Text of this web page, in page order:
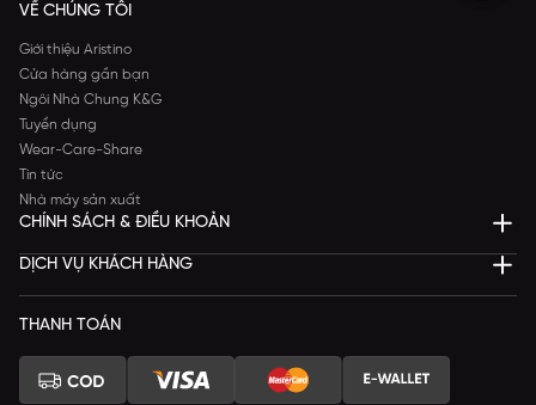
VỀ CHÚNG TÔI
Giới thiệu Aristino
Cửa hàng gần bạn
Ngôi Nhà Chung K&G
Tuyển dụng
Wear-Care-Share
Tin tức
Nhà máy sản xuất
CHÍNH SÁCH & ĐIỀU KHOẢN
DỊCH VỤ KHÁCH HÀNG
THANH TOÁN